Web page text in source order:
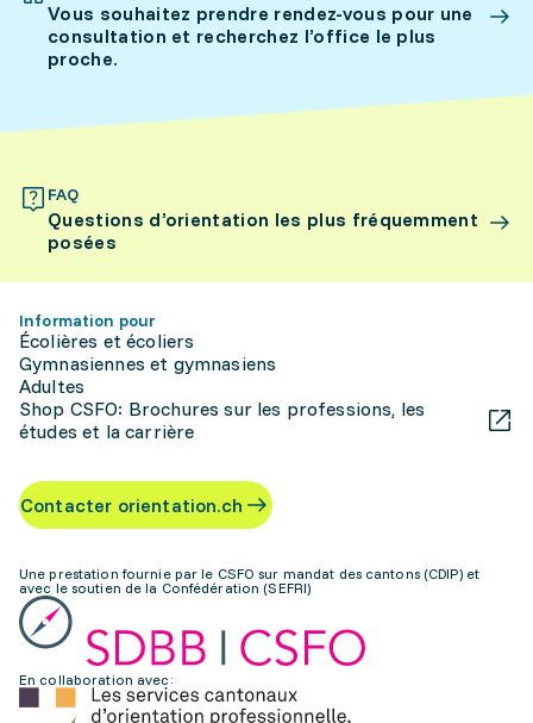
Vous souhaitez prendre rendez-vous pour une
consultation et recherchez l’office le plus
proche.
FAQ
Questions d’orientation les plus fréquemment
posées
Information pour
Écolières et écoliers
Gymnasiennes et gymnasiens
Adultes
Shop CSFO: Brochures sur les professions, les
études et la carrière
Contacter orientation.ch
Une prestation fournie par le CSFO sur mandat des cantons (CDIP) et
avec le soutien de la Confédération (SEFRI)
En collaboration avec: